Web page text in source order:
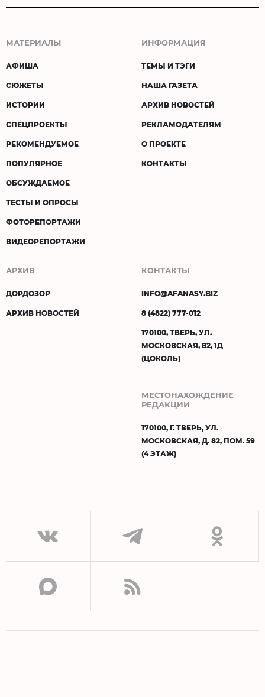
МАТЕРИАЛЫ
АФИША
СЮЖЕТЫ
ИСТОРИИ
СПЕЦПРОЕКТЫ
РЕКОМЕНДУЕМОЕ
ПОПУЛЯРНОЕ
ОБСУЖДАЕМОЕ
ТЕСТЫ И ОПРОСЫ
ФОТОРЕПОРТАЖИ
ВИДЕОРЕПОРТАЖИ
ИНФОРМАЦИЯ
ТЕМЫ И ТЭГИ
НАША ГАЗЕТА
АРХИВ НОВОСТЕЙ
РЕКЛАМОДАТЕЛЯМ
О ПРОЕКТЕ
КОНТАКТЫ
АРХИВ
ДОРДОЗОР
АРХИВ НОВОСТЕЙ
КОНТАКТЫ
INFO@AFANASY.BIZ
8 (4822) 777-012
170100, ТВЕРЬ, УЛ.
МОСКОВСКАЯ, 82, 1Д
(ЦОКОЛЬ)
МЕСТОНАХОЖДЕНИЕ
РЕДАКЦИИ
170100, Г. ТВЕРЬ, УЛ.
МОСКОВСКАЯ, Д. 82, ПОМ. 59
(4 ЭТАЖ)